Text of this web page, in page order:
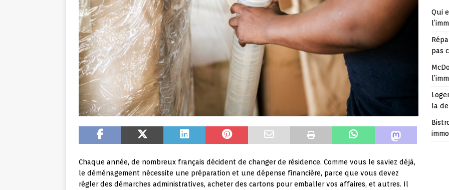
Chaque année, de nombreux français décident de changer de résidence. Comme vous le saviez déjà,
le déménagement nécessite une préparation et une dépense financière, parce que vous devez
régler des démarches administratives, acheter des cartons pour emballer vos affaires, et autres. Il
Qui
pas
la